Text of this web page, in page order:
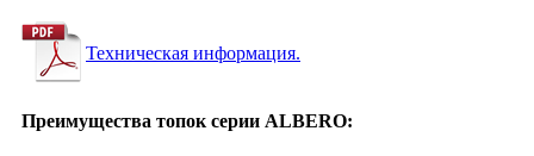
Техническая информация.
Преимущества топок серии ALBERO: